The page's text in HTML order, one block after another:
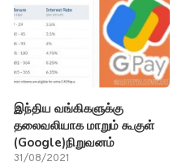
இந்திய வங்கிகளுக்கு
தலைவலியாக மாறும் கூகுள்
(Google)நிறுவனம்
31/08/2021